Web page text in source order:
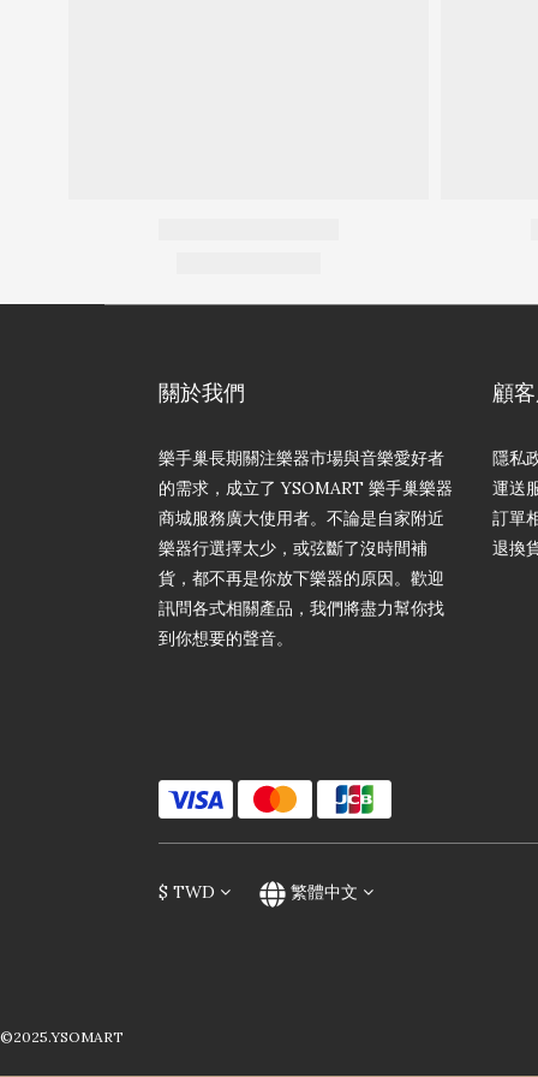
關於我們
樂手巢長期關注樂器市場與音樂愛好者
的需求，成立了 YSOMART 樂手巢樂器
商城服務廣大使用者。不論是自家附近
樂器行選擇太少，或弦斷了沒時間補
貨，都不再是你放下樂器的原因。歡迎
訊問各式相關產品，我們將盡力幫你找
到你想要的聲音。
顧
隱私
運送
訂單
退換
$ TWD 繁體中文
©2025.YSOMART